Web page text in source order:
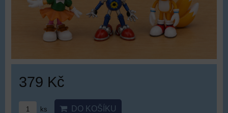
379 Kč
ks DO KOŠÍKU